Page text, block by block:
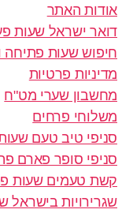
אודות האתר
דואר ישראל שעות
חיפוש שעות פתיחה
מדיניות פרטיות
מחשבון שערי מט"ח
משלוחי פרחים
סניפי טיב טעם
סניפי סופר פארם
קשת טעמים שעות
שגרירויות בישראל